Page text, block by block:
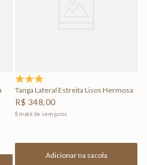
Tanga Lateral Estreita Lisos Hermosa
R$ 348,00
Em até 6x sem juros
Adicionar na sacola